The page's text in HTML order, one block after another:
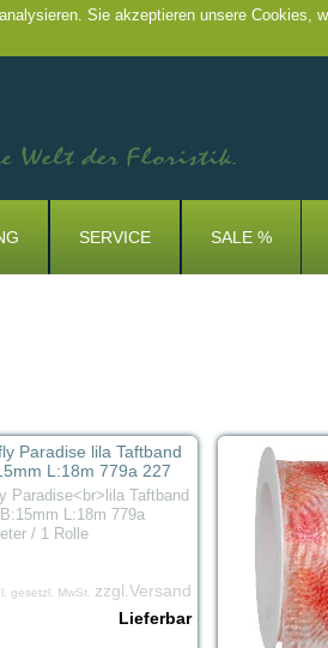
Sie akzeptieren unsere Cookies,
SERVICE SALE %
Paradise lila Taftband
L:18m 779a 227
Paradise<br>lila Taftband
L:18m 779a
/ 1 Rolle
gesetzl. MwSt.
zzgl.Versand
Lieferbar